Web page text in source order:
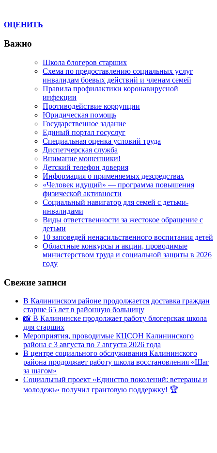
ОЦЕНИТЬ
Важно
Школа блогеров старших
Схема по предоставлению социальных услуг
инвалидам боевых действий и членам семей
Правила профилактики коронавирусной
инфекции
Противодействие коррупции
Юридическая помощь
Государственное задание
Единый портал госуслуг
Специальная оценка условий труда
Диспетчерская служба
Внимание мошенники!
Детский телефон доверия
Информация о применяемых дезсредствах
«Человек идущий» — программа повышения
физической активности
Социальный навигатор для семей с детьми-
инвалидами
Виды ответственности за жестокое обращение с
детьми
10 заповедей ненасильственного воспитания детей
Областные конкурсы и акции, проводимые
министерством труда и социальной защиты в 2026
году
Свежие записи
В Калининском районе продолжается доставка граждан
старше 65 лет в районную больницу
📸 В Калининске продолжает работу блогерская школа
для старших
Мероприятия, проводимые КЦСОН Калининского
района с 3 августа по 7 августа 2026 года
В центре социального обслуживания Калининского
района продолжает работу школа восстановления «Шаг
за шагом»
Социальный проект «Единство поколений: ветераны и
молодежь» получил грантовую поддержку! 🏆